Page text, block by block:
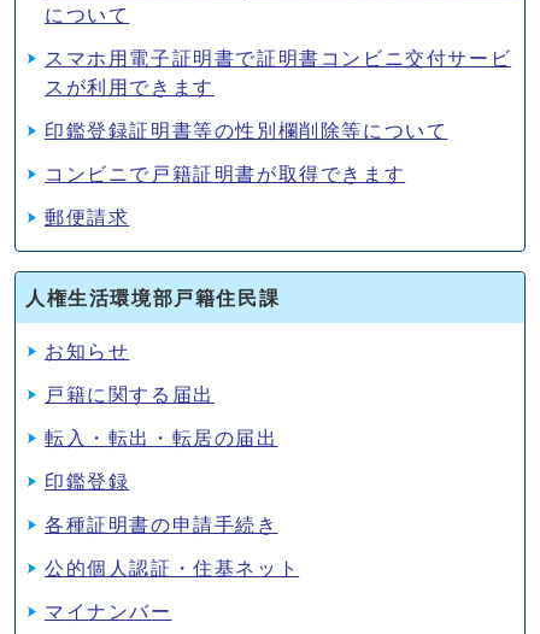
について
スマホ用電子証明書で証明書コンビニ交付サービ
スが利用できます
印鑑登録証明書等の性別欄削除等について
コンビニで戸籍証明書が取得できます
郵便請求
人権生活環境部戸籍住民課
お知らせ
戸籍に関する届出
転入・転出・転居の届出
印鑑登録
各種証明書の申請手続き
公的個人認証・住基ネット
マイナンバー